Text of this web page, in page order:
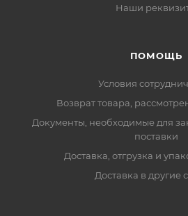
Наши
ПОМОЩЬ
Условия
Возврат товара,
Документы, необходимые для
поставки
Доставка, отгрузка и
Доставка в другие